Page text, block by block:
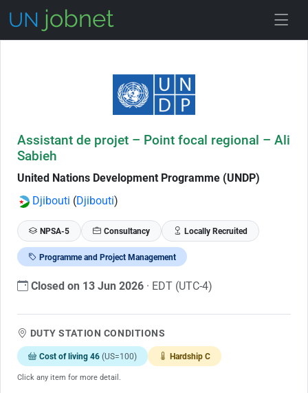
Assistant de projet – Point focal regional – Ali
Sabieh
United Nations Development Programme (UNDP)
Djibouti (Djibouti)
NPSA-5 Consultancy Locally Recruited
Programme and Project Management
Closed on 13 Jun 2026 · EDT (UTC-4)
DUTY STATION CONDITIONS
Cost of living 46 (US=100) Hardship C
Click any item for more detail.